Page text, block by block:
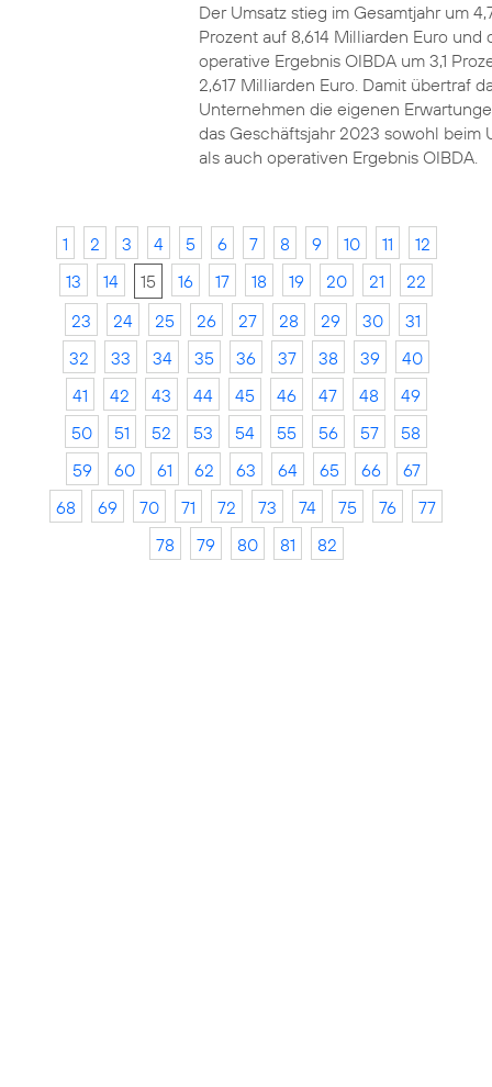
Der Umsatz stieg im Gesamtjahr um
Prozent auf 8,614 Milliarden Euro und
operative Ergebnis OIBDA um 3,1
2,617 Milliarden Euro. Damit übertraf
Unternehmen die eigenen
das Geschäftsjahr 2023 sowohl beim
als auch operativen Ergebnis OIBDA.
1 2 3 4 5 6 7 8 9 10 11
12
13
14 15 16 17 18 19 20 21
22
23
24 25 26 27 28 29 30
31
32
33 34 35 36 37 38 39
40
41
42 43 44 45 46 47 48
49
50
51 52 53 54 55 56 57
58
59
60 61 62 63 64 65 66
67
68
69 70 71 72 73 74 75 76
77
78
79 80 81 82